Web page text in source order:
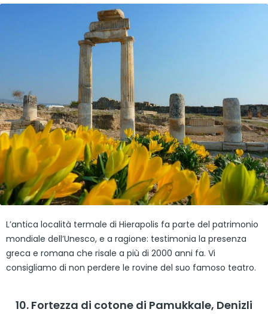
L’antica località termale di Hierapolis fa parte del patrimonio
mondiale dell’Unesco, e a ragione: testimonia la presenza
greca e romana che risale a più di 2000 anni fa. Vi
consigliamo di non perdere le rovine del suo famoso teatro.
10. Fortezza di cotone di Pamukkale, Denizli